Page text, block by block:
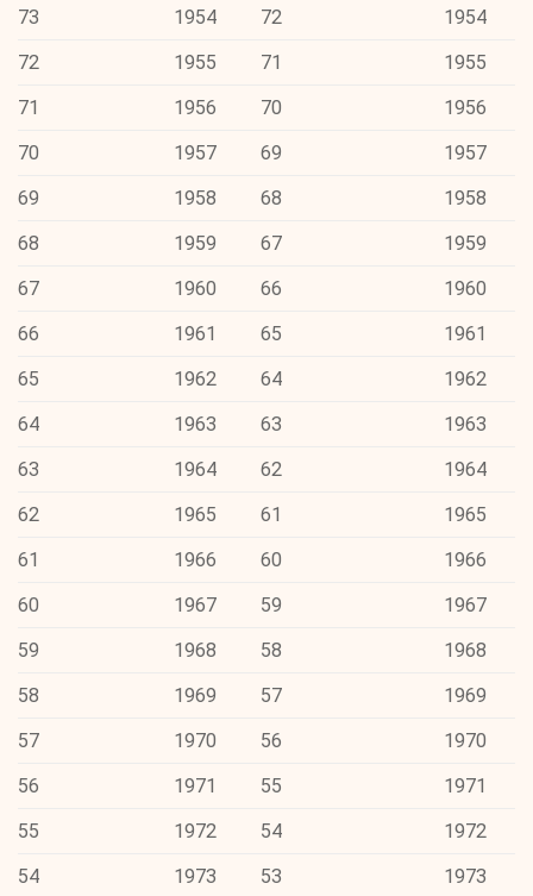
73
1954 72
1954
72
1955 71
1955
71
1956 70
1956
70
1957 69
1957
69
1958 68
1958
68
1959 67
1959
67
1960 66
1960
66
1961 65
1961
65
1962 64
1962
64
1963 63
1963
63
1964 62
1964
62
1965 61
1965
61
1966 60
1966
60
1967 59
1967
59
1968 58
1968
58
1969 57
1969
57
1970 56
1970
56
1971 55
1971
55
1972 54
1972
54
1973 53
1973